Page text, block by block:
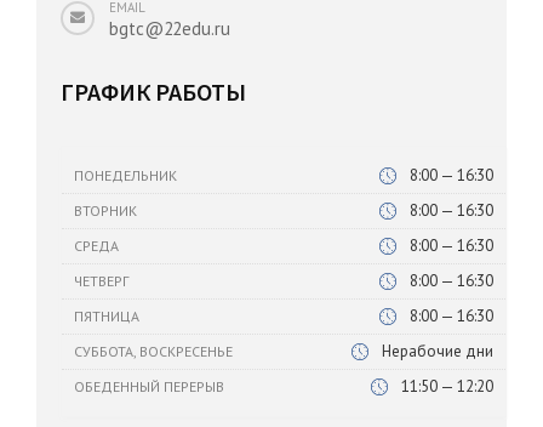
EMAIL
bgtc@22edu.ru
ГРАФИК РАБОТЫ
ПОНЕДЕЛЬНИК 8:00 — 16:30
ВТОРНИК 8:00 — 16:30
СРЕДА 8:00 — 16:30
ЧЕТВЕРГ 8:00 — 16:30
ПЯТНИЦА 8:00 — 16:30
СУББОТА, ВОСКРЕСЕНЬЕ Нерабочие дни
ОБЕДЕННЫЙ ПЕРЕРЫВ 11:50 — 12:20